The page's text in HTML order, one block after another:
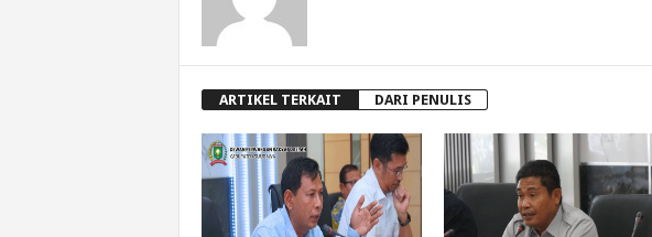
ARTIKEL TERKAIT DARI PENULIS